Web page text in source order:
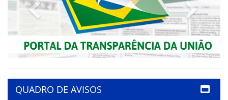
Previous Next
QUADRO DE AVISOS